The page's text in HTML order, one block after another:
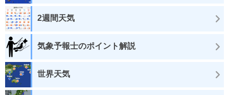
2週間天気
気象予報士のポイント解説
世界天気